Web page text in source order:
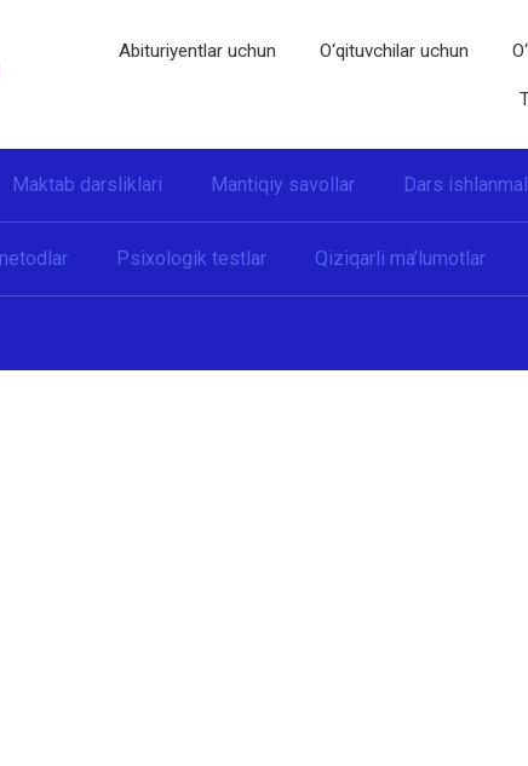
Abituriyentlar uchun O‘qituvchilar uchun
Maktab darsliklari Mantiqiy savollar Dars
Psixologik testlar Qiziqarli ma’lumotlar